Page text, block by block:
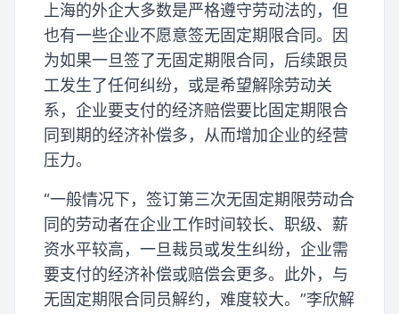
上海的外企大多数是严格遵守劳动法的，但
也有一些企业不愿意签无固定期限合同。因
为如果一旦签了无固定期限合同，后续跟员
工发生了任何纠纷，或是希望解除劳动关
系，企业要支付的经济赔偿要比固定期限合
同到期的经济补偿多，从而增加企业的经营
压力。
“一般情况下，签订第三次无固定期限劳动合
同的劳动者在企业工作时间较长、职级、薪
资水平较高，一旦裁员或发生纠纷，企业需
要支付的经济补偿或赔偿会更多。此外，与
无固定期限合同员解约，难度较大。”李欣解